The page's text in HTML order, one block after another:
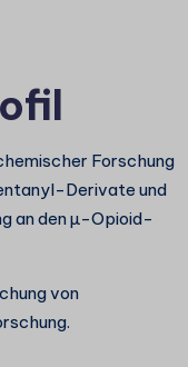
Forschung
Derivate und
an den µ-Opioid-
von